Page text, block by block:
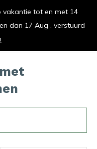
keuken optot en met 14
dan 17 Aug . verstuurd